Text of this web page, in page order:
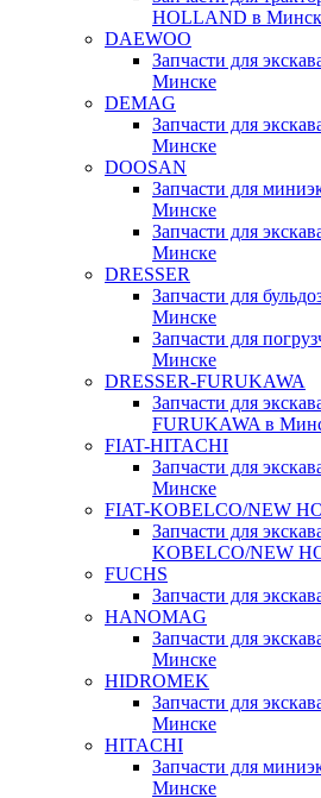
HOLLAND в
DAEWOO
Запчасти для
Минске
DEMAG
Запчасти для
Минске
DOOSAN
Запчасти для
Минске
Запчасти для
Минске
DRESSER
Запчасти для
Минске
Запчасти для
Минске
DRESSER-FURUKAWA
Запчасти для
FURUKAWA в
FIAT-HITACHI
Запчасти для
Минске
FIAT-KOBELCO/NEW
Запчасти для
KOBELCO/NEW
FUCHS
Запчасти для
HANOMAG
Запчасти для
Минске
HIDROMEK
Запчасти для
Минске
HITACHI
Запчасти для
Минске